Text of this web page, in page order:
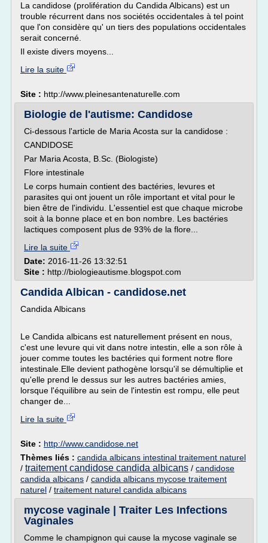
La candidose (prolifération du Candida Albicans) est un
trouble récurrent dans nos sociétés occidentales à tel point
que l'on considère qu' un tiers des populations occidentales
serait concerné.
Il existe divers moyens...
Lire la suite
Site : http://www.pleinesantenaturelle.com
Biologie de l'autisme: Candidose
Ci-dessous l'article de Maria Acosta sur la candidose :
CANDIDOSE
Par Maria Acosta, B.Sc. (Biologiste)
Flore intestinale
Le corps humain contient des bactéries, levures et
parasites qui ont jouent un rôle important et vital pour le
bien être de l'individu. L'essentiel est que chaque microbe
soit à la bonne place et en bon nombre. Les bactéries
lactiques composent plus de 93% de la flore...
Lire la suite
Date: 2016-11-26 13:32:51
Site : http://biologieautisme.blogspot.com
Candida Albican - candidose.net
Candida Albicans
Le Candida albicans est naturellement présent en nous,
c'est une levure qui vit dans notre intestin, elle a son rôle à
jouer comme toutes les bactéries qui forment notre flore
intestinale.Elle devient pathogène lorsqu'il se démultiplie et
qu'elle prend le dessus sur les autres bactéries amies,
lorsque l'équilibre au sein de l'intestin est rompu, elle peut
changer de...
Lire la suite
Site : http://www.candidose.net
Thèmes liés : candida albicans intestinal traitement naturel
/ traitement candidose candida albicans / candidose
candida albicans / candida albicans mycose traitement
naturel / traitement naturel candida albicans
mycose vaginale | Traiter Les Infections
Vaginales
Comme le champignon qui cause la mycose vaginale se